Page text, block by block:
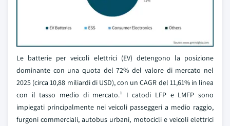
Le batterie per veicoli elettrici (EV) detengono la posizione
dominante con una quota del 72% del valore di mercato nel
2025 (circa 10,88 miliardi di USD), con un CAGR del 11,61% in linea
con il tasso medio di mercato.¹ I catodi LFP e LMFP sono
impiegati principalmente nei veicoli passeggeri a medio raggio,
furgoni commerciali, autobus urbani, motocicli e veicoli elettrici